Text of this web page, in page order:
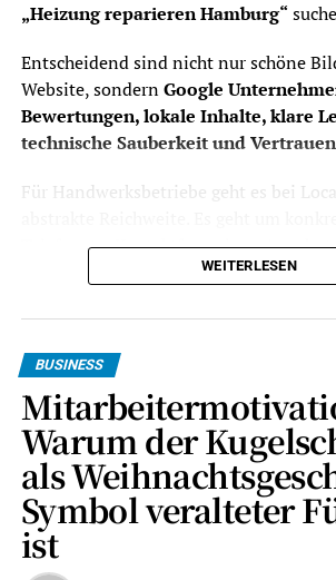
„Heizung reparieren Hamburg“
Entscheidend sind nicht nur schöne
Website, sondernGoogle
Bewertungen, lokale Inhalte, klare
technische Sauberkeit und Vertrauen
Für Handwerksbetriebe geht es bei
Telefonate, Kontaktformulare,
Notdienste, Beratungstermine und
muss weniger abhängig von
Anzeigen oder Plattformen sein.
Das Wichtigste in Kürze
Local SEO
Optimierung für
wie „Dachdecker
Nähe“ oder
Google
Unternehmensprofil
WEITERLESEN
BUSINESS
Warum der
als
Symbol veralteter
ist